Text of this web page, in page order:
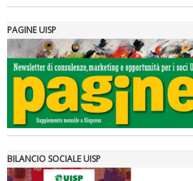
Tiziano Pesce a Radio InBlu2000
PAGINE UISP
BILANCIO SOCIALE UISP